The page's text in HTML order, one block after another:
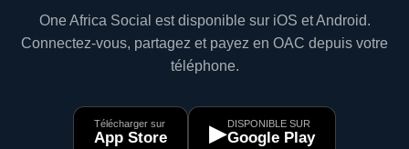
One Africa Social est disponible sur iOS et Android.
Connectez-vous, partagez et payez en OAC depuis votre
téléphone.
Télécharger sur
App Store ▶DISPONIBLE SUR
Google Play